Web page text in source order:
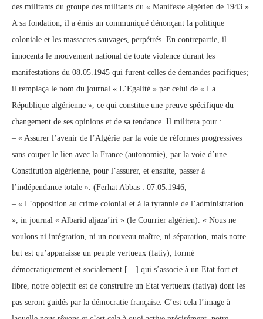
des militants du groupe des militants du « Manifeste algérien de 1943 ».
A sa fondation, il a émis un communiqué dénonçant la politique
coloniale et les massacres sauvages, perpétrés. En contrepartie, il
innocenta le mouvement national de toute violence durant les
manifestations du 08.05.1945 qui furent celles de demandes pacifiques;
il remplaça le nom du journal « L’Egalité » par celui de « La
République algérienne », ce qui constitue une preuve spécifique du
changement de ses opinions et de sa tendance. Il militera pour :
– « Assurer l’avenir de l’Algérie par la voie de réformes progressives
sans couper le lien avec la France (autonomie), par la voie d’une
Constitution algérienne, pour l’assurer, et ensuite, passer à
l’indépendance totale ». (Ferhat Abbas : 07.05.1946,
– « L’opposition au crime colonial et à la tyrannie de l’administration
», in journal « Albarid aljaza’iri » (le Courrier algérien). « Nous ne
voulons ni intégration, ni un nouveau maître, ni séparation, mais notre
but est qu’apparaisse un peuple vertueux (fatiy), formé
démocratiquement et socialement […] qui s’associe à un Etat fort et
libre, notre objectif est de construire un Etat vertueux (fatiya) dont les
pas seront guidés par la démocratie française. C’est cela l’image à